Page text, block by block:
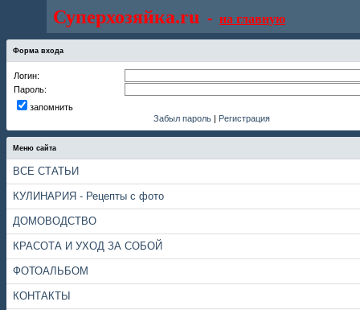
Суперхозяйка.ru - на главную
Форма входа
Логин:
Пароль:
запомнить
Забыл пароль | Регистрация
Меню сайта
ВСЕ СТАТЬИ
КУЛИНАРИЯ - Рецепты с фото
ДОМОВОДСТВО
КРАСОТА И УХОД ЗА СОБОЙ
ФОТОАЛЬБОМ
КОНТАКТЫ